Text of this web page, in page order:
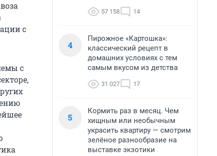
с
с
57 158 14
4
Пирожное «Картошка»:
классический рецепт в
домашних условиях с тем
самым вкусом из детства
31 027 17
5
Кормить раз в месяц. Чем
хищным или необычным
украсить квартиру — смотрим
зелёное разнообразие на
выставке экзотики